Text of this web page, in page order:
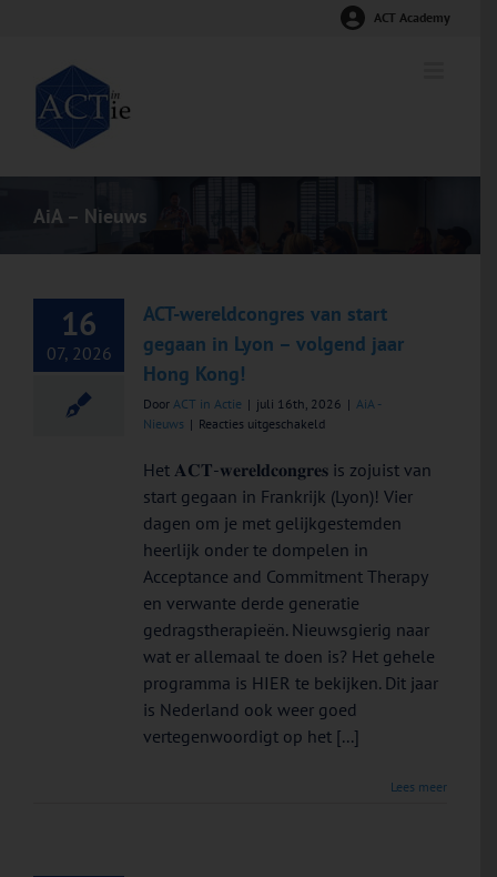
ACT Academy
AiA – Nieuws
16
07, 2026
ACT-wereldcongres van start
gegaan in Lyon – volgend jaar
Hong Kong!
Door ACT in Actie | juli 16th, 2026 | AiA -
Nieuws | Reacties uitgeschakeldvoor
wereldcongres
start
gegaan
in
–
volgend
Hong
Kong!
Het 𝐀𝐂𝐓-𝐰𝐞𝐫𝐞𝐥𝐝𝐜𝐨𝐧𝐠𝐫𝐞𝐬 is zojuist van
start gegaan in Frankrijk (Lyon)! Vier
dagen om je met gelijkgestemden
heerlijk onder te dompelen in
Acceptance and Commitment Therapy
en verwante derde generatie
gedragstherapieën. Nieuwsgierig naar
wat er allemaal te doen is? Het gehele
programma is HIER te bekijken. Dit jaar
is Nederland ook weer goed
vertegenwoordigt op het [...]
Lees meer